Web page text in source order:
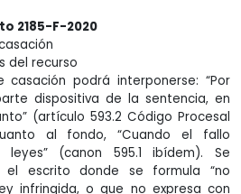
2185-F-2020
del recurso
casación podrá interponerse: “Por
dispositiva de la sentencia, en
(artículo 593.2 Código Procesal
al fondo, “Cuando el fallo
(canon 595.1 ibídem). Se
escrito donde se formula “no
infringida, o que no expresa con